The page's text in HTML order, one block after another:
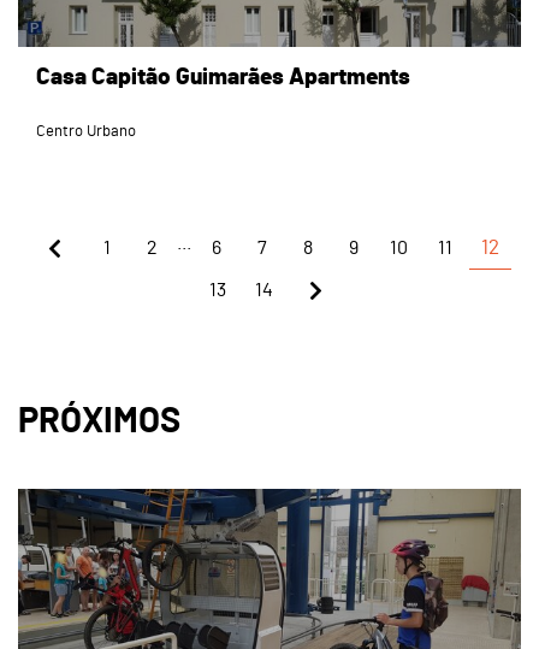
Casa Capitão Guimarães Apartments
Centro Urbano
1 2 6 7 8 9 10 11 12
13 14
PRÓXIMOS
page